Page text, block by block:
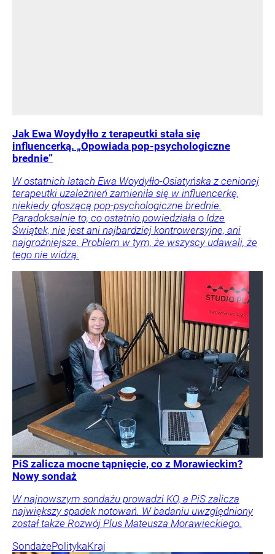
Jak Ewa Woydyłło z terapeutki stała się
influencerką. „Opowiada pop-psychologiczne
brednie”
W ostatnich latach Ewa Woydyłło-Osiatyńska z cenionej
terapeutki uzależnień zamieniła się w influencerkę,
niekiedy głoszącą pop-psychologiczne brednie.
Paradoksalnie to, co ostatnio powiedziała o Idze
Świątek, nie jest ani najbardziej kontrowersyjne, ani
najgroźniejsze. Problem w tym, że wszyscy udawali, że
tego nie widzą.
PiS zalicza mocne tąpnięcie, co z Morawieckim?
Nowy sondaż
W najnowszym sondażu prowadzi KO, a PiS zalicza
największy spadek notowań. W badaniu uwzględniony
został także Rozwój Plus Mateusza Morawieckiego.
SondażePolitykaKraj